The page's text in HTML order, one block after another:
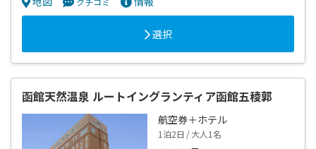
選択
函館天然温泉 ルートイングランティア函館五稜郭
航空券＋ホテル
1泊2日 / 大人1名